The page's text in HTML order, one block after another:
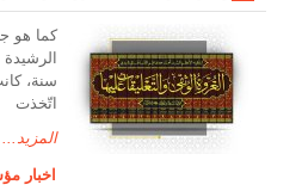
کما هو
سنة،
اتّخذت
المزيد...
اخبار